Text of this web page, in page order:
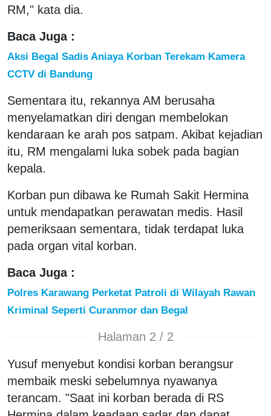
RM," kata dia.
Baca Juga :
Aksi Begal Sadis Aniaya Korban Terekam Kamera
CCTV di Bandung
Sementara itu, rekannya AM berusaha
menyelamatkan diri dengan membelokan
kendaraan ke arah pos satpam. Akibat kejadian
itu, RM mengalami luka sobek pada bagian
kepala.
Korban pun dibawa ke Rumah Sakit Hermina
untuk mendapatkan perawatan medis. Hasil
pemeriksaan sementara, tidak terdapat luka
pada organ vital korban.
Baca Juga :
Polres Karawang Perketat Patroli di Wilayah Rawan
Kriminal Seperti Curanmor dan Begal
Halaman 2 / 2
Yusuf menyebut kondisi korban berangsur
membaik meski sebelumnya nyawanya
terancam. "Saat ini korban berada di RS